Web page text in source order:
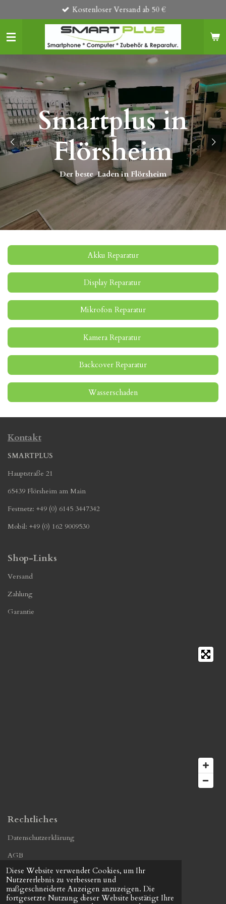
Diese Website verwendet Cookies, um Ihr
Nutzererlebnis zu verbessern und
maßgeschneiderte Anzeigen anzuzeigen. Die
fortgesetzte Nutzung dieser Website bestätigt Ihre
Hauptinhalt
springen
Kostenloser Versand ab 50 €
Smartplus in
Flörsheim
Der beste Laden in Flörsheim
Akku Reparatur
Display Reparatur
Mikrofon Reparatur
Kamera Reparatur
Backcover Reparatur
Wasserschaden
Kontakt
SMARTPLUS
Hauptstraße 21
65439 Flörsheim am Main
Festnetz: +49 (0) 6145 3447342
Mobil: +49 (0) 162 9009530
Shop-Links
Versand
Zahlung
Garantie
Rechtliches
Datenschutzerklärung
AGB
Impressum
Widerrufsbelehrung